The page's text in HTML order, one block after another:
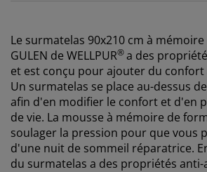
Le surmatelas 90x210 cm à
GULEN de WELLPUR®a des
et est conçu pour ajouter du confort
Un surmatelas se place au-dessus
afin d'en modifier le confort et d'en
de vie. La mousse à mémoire de
soulager la pression pour que vous
d'une nuit de sommeil réparatrice.
du surmatelas a des propriétés anti-